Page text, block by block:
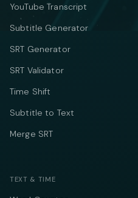
YouTube Transcript
Subtitle Generator
SRT Generator
SRT Validator
Time Shift
Subtitle to Text
Merge SRT
TEXT & TIME